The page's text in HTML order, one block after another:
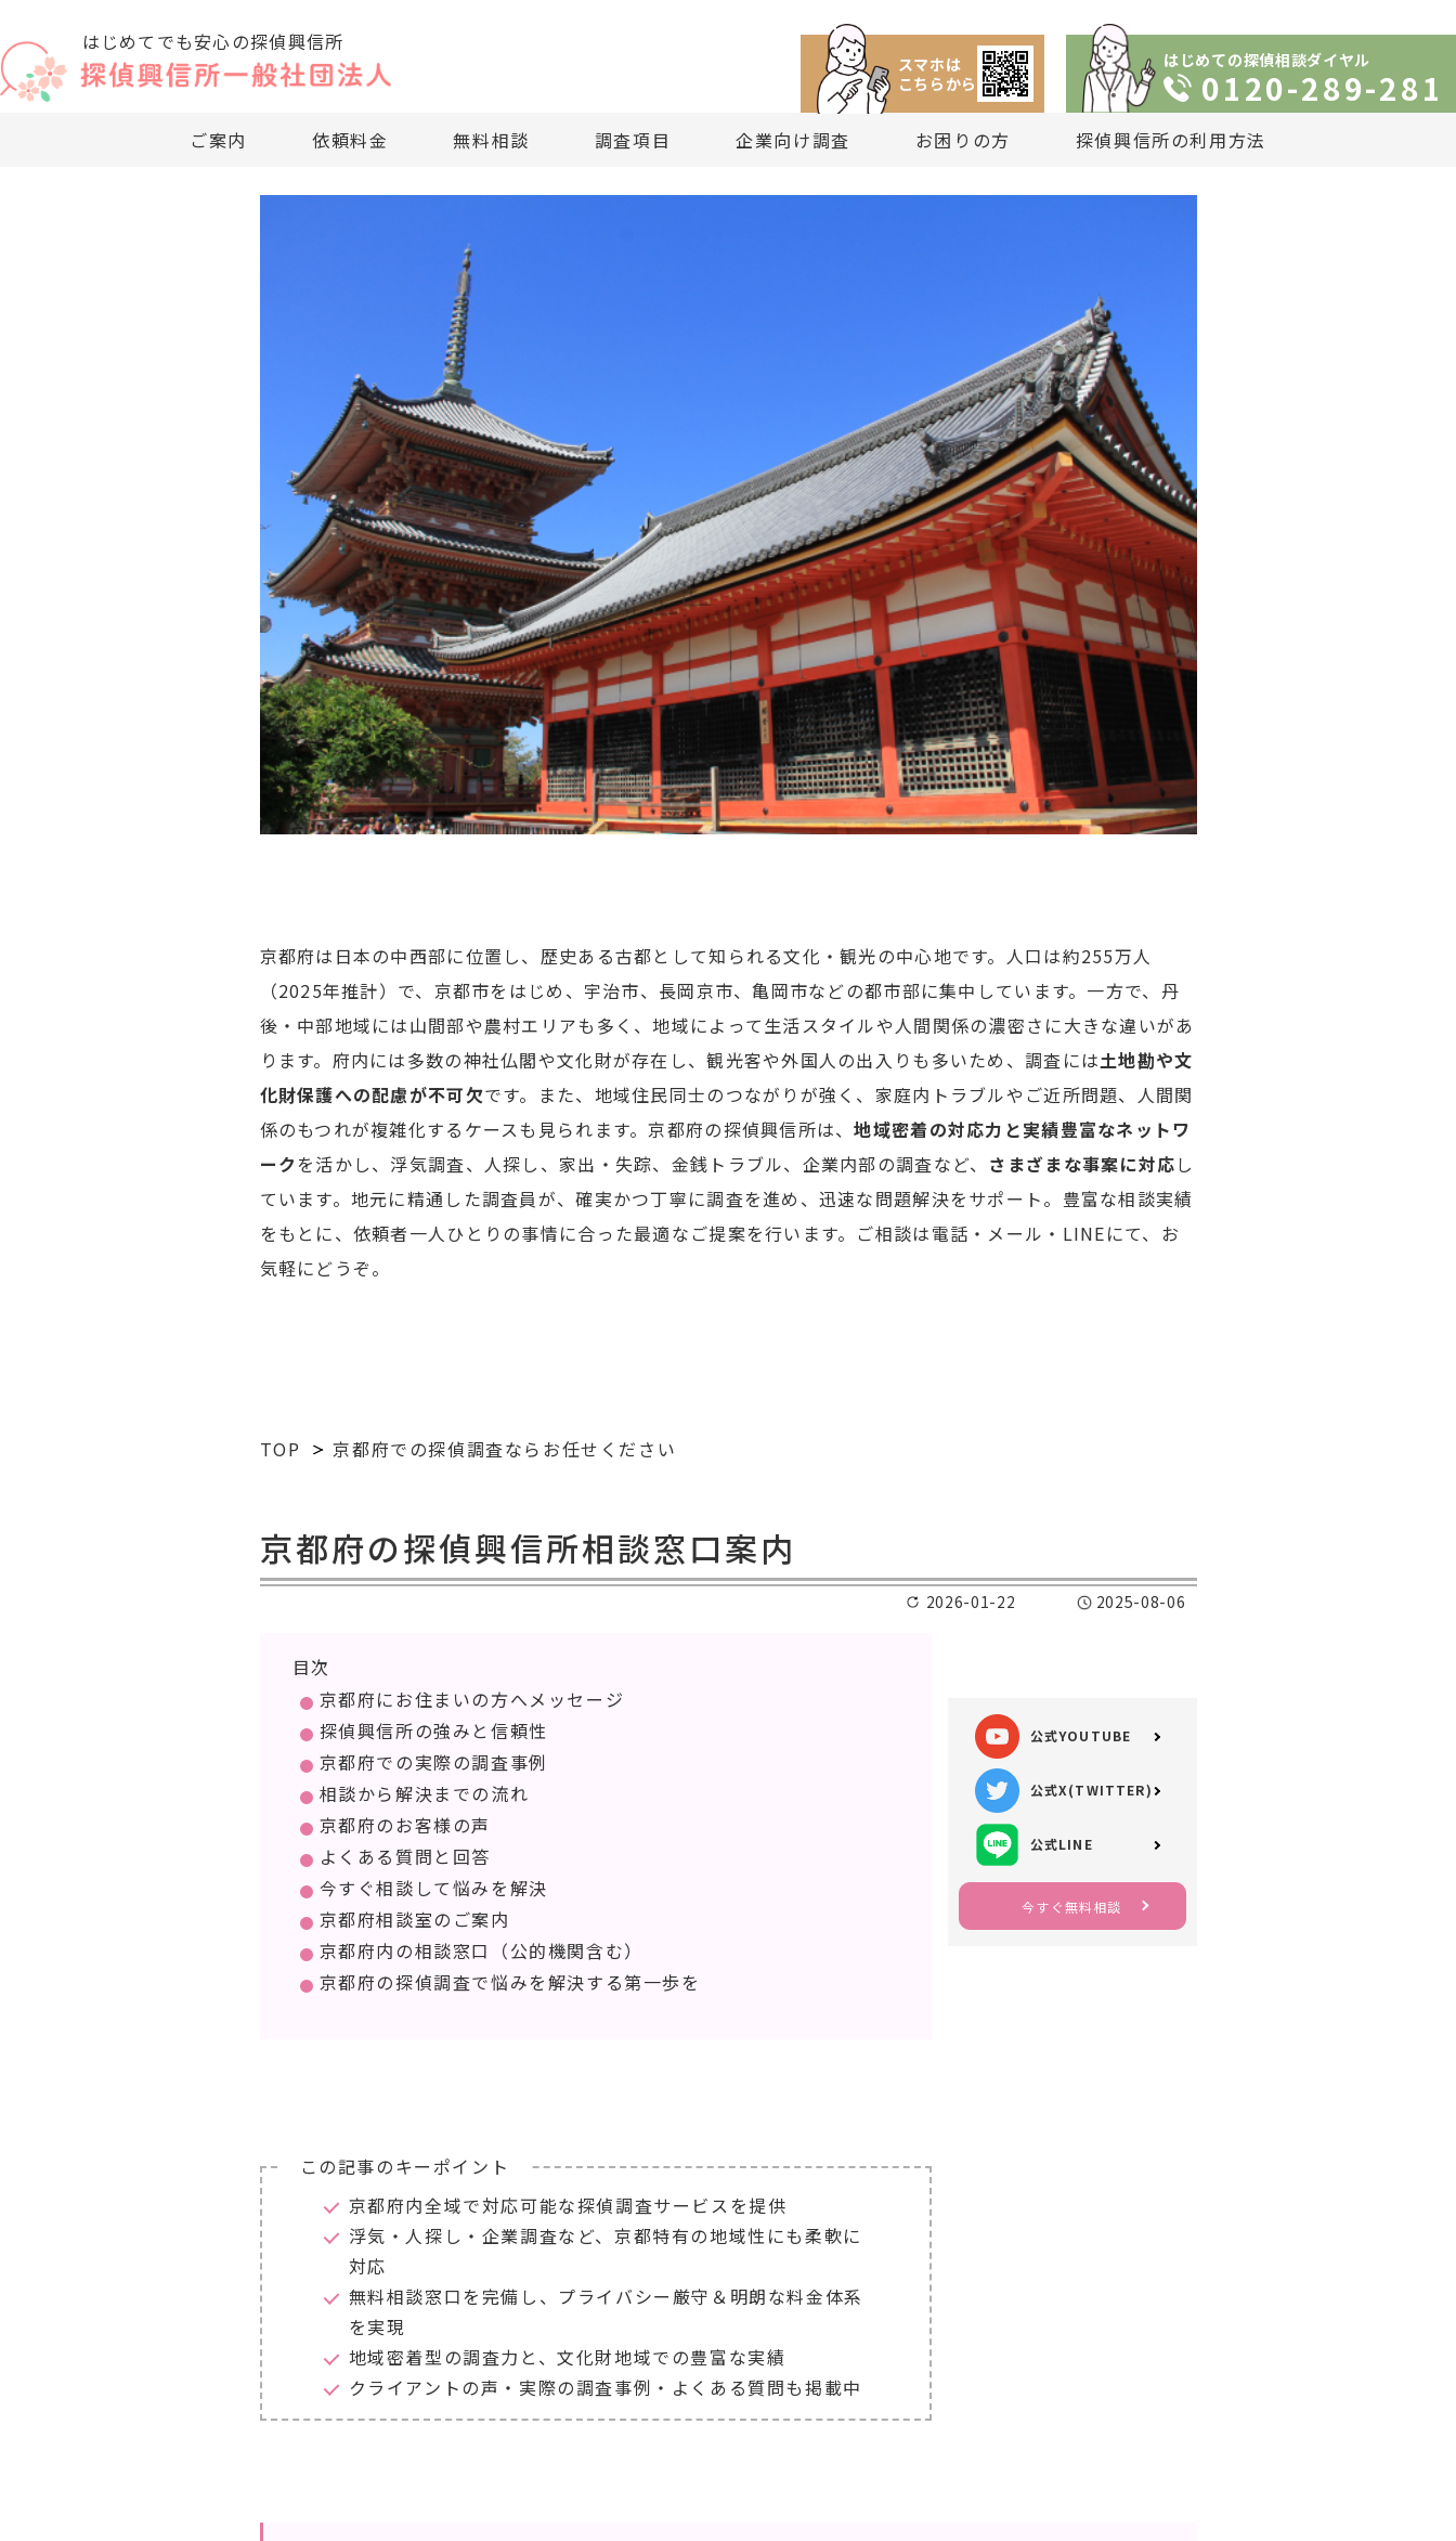
はじめてでも安心の探偵興信所
はじめての探偵相談ダイヤル
0120-289-281
スマホは
こちらから
ご案内
・業務内容の詳細について
・探偵興信所（社）の取り組み
依頼料金 無料相談
・探偵依頼料金に関する相談と見積り依頼
・探偵無料相談FAQ
調査項目
・探偵興信所の調査項目一覧
・過去事例から見る調査項目
企業向け調査
・リスクマネージメント
・社内・社外問題の調査
お困りの方
・依頼料の法外な請求にお困りの方
・適正診断（その依頼は適正なものですか？）
探偵興信所の利用方法
・はじめての探偵興信所選び
・依頼目的を明確にすること
京都府は日本の中西部に位置し、歴史ある古都として知られる文化・観光の中心地です。人口は約255万人
（2025年推計）で、京都市をはじめ、宇治市、長岡京市、亀岡市などの都市部に集中しています。一方で、丹
後・中部地域には山間部や農村エリアも多く、地域によって生活スタイルや人間関係の濃密さに大きな違いがあ
ります。府内には多数の神社仏閣や文化財が存在し、観光客や外国人の出入りも多いため、調査には土地勘や文
化財保護への配慮が不可欠です。また、地域住民同士のつながりが強く、家庭内トラブルやご近所問題、人間関
係のもつれが複雑化するケースも見られます。京都府の探偵興信所は、地域密着の対応力と実績豊富なネットワ
ークを活かし、浮気調査、人探し、家出・失踪、金銭トラブル、企業内部の調査など、 さまざまな事案に対応し
ています。地元に精通した調査員が、確実かつ丁寧に調査を進め、迅速な問題解決をサポート。豊富な相談実績
をもとに、依頼者一人ひとりの事情に合った最適なご提案を行います。ご相談は電話・メール・LINEにて、お
気軽にどうぞ。
TOP 京都府での探偵調査ならお任せください
京都府の探偵興信所相談窓口案内
2026-01-22 2025-08-06
目次
京都府にお住まいの方へメッセージ
探偵興信所の強みと信頼性
京都府での実際の調査事例
相談から解決までの流れ
京都府のお客様の声
よくある質問と回答
今すぐ相談して悩みを解決
京都府相談室のご案内
京都府内の相談窓口（公的機関含む）
京都府の探偵調査で悩みを解決する第一歩を
この記事のキーポイント
京都府内全域で対応可能な探偵調査サービスを提供
浮気・人探し・企業調査など、京都特有の地域性にも柔軟に
対応
無料相談窓口を完備し、プライバシー厳守＆明朗な料金体系
を実現
地域密着型の調査力と、文化財地域での豊富な実績
クライアントの声・実際の調査事例・よくある質問も掲載中
公式YOUTUBE
公式X(TWITTER)
公式LINE
今すぐ無料相談